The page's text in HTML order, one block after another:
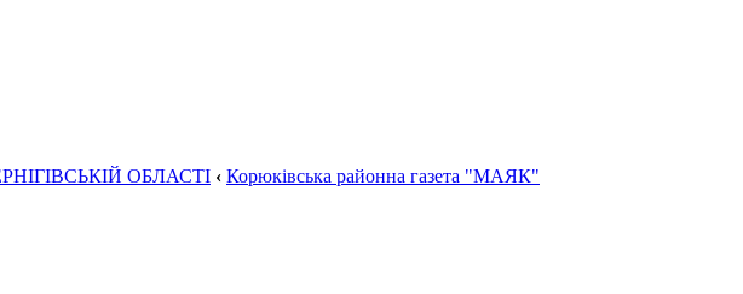
ОБЛАСТІ ‹ Корюківська районна газета "МАЯК"